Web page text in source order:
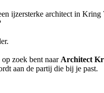
ijzersterke architect in Kring
zoek bent naar Architect
aan de partij die bij je past.